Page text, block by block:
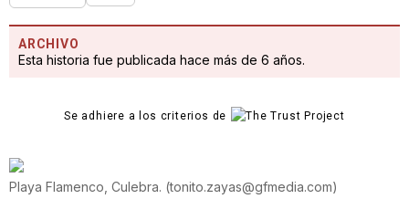
ARCHIVO
Esta historia fue publicada hace más de 6 años.
Se adhiere a los criterios de
Playa Flamenco, Culebra. (tonito.zayas@gfmedia.com)